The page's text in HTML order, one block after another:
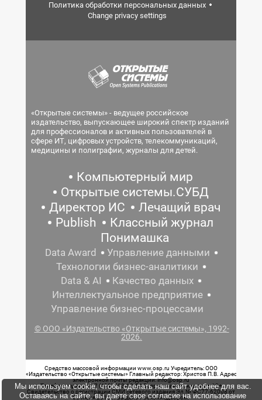
Политика обработки персональных данных
Change privacy settings
«Открытые системы» - ведущее российское
издательство, выпускающее широкий спектр изданий
для профессионалов и активных пользователей в
сфере ИТ, цифровых устройств, телекоммуникаций,
медицины и полиграфии, журналы для детей.
Компьютерный мир
Открытые системы.СУБД
Директор ИС
Лечащий врач
Publish
Классный журнал
Понимашка
Data Award
Управление данными
Технологии бизнес-аналитики
Data & AI
Качество данных
Интеллектуальное предприятие
Управление бизнес-процессами
© ООО «Издательство «Открытые системы», 1992-
2026.
Средство массовой информации www.osp.ru Учредитель: ООО
«Издательство «Открытые системы» Главный редактор: Христов П.В. Адрес
электронной почты редакции: info@osp.ru
Телефон редакции: 7 (499) 703-18-54 Возрастная маркировка: 12+
Свидетельство о регистрации СМИ сетевого издания Эл.№ ФС77-62008 от
05 июня 2015 г. выдано Роскомнадзором.
Мы используем cookie, чтобы сделать наш сайт удобнее для вас.
Оставаясь на сайте, вы даете свое согласие на использование